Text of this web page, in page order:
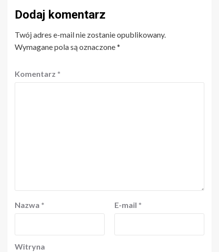
Dodaj komentarz
Twój adres e-mail nie zostanie opublikowany.
Wymagane pola są oznaczone*
Komentarz *
Nazwa * E-mail *
Witryna